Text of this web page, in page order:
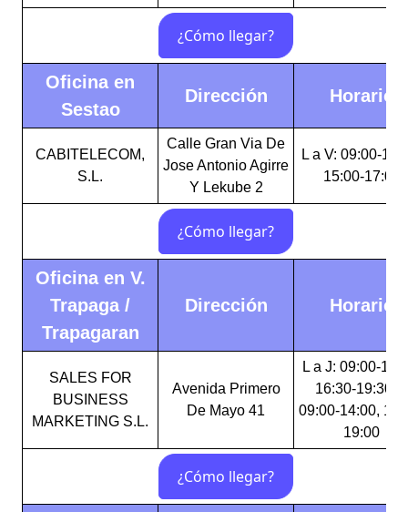
Oficina en
Sestao
Dirección Horario
CABITELECOM,
S.L.
Calle Gran Via De
Jose Antonio Agirre
Y Lekube 2
L a V: 09:00-
15:00-17:00
Oficina en V.
Trapaga /
Trapagaran
Dirección Horario
SALES FOR
BUSINESS
MARKETING S.L.
Avenida Primero
De Mayo 41
L a J: 09:00-
16:30-19:30 V:
09:00-14:00,
19:00